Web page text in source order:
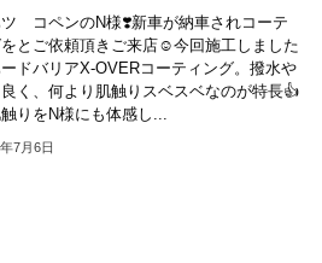
ツ コペンのN様❣️⁡新車が納車されコーテ
をとご依頼頂きご来店☺️⁡今回施工しました
ドバリアX-OVERコーティング。撥水や
く、何より肌触りスベスベなのが特長👍
りをN様にも体感し...
7月6日